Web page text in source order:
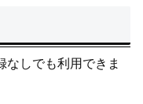
なしでも利用できま